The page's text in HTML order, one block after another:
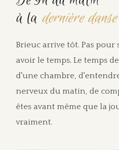
à la dernière danse
Brieuc arrive tôt. Pas pour
avoir le temps. Le temps
d'une chambre,
nerveux du matin, de
êtes avant même que la
vraiment.